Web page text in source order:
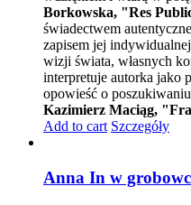
Borkowska, "Res
świadectwem
zapisem jej
wizji świata, własnych
interpretuje autorka jako
opowieść o
Kazimierz Maciąg,
Add to cart Szczegóły
Anna In w